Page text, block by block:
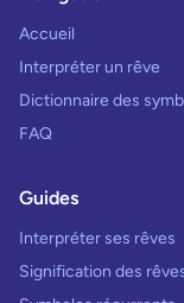
Accueil
Interpréter un rêve
Dictionnaire des
FAQ
Guides
Interpréter ses rêves
Signification des